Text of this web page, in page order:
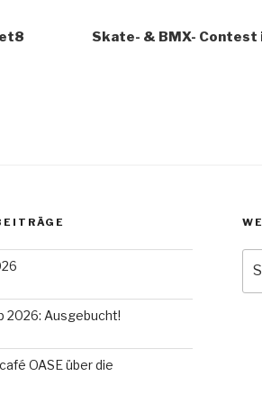
Skate- & BMX- Contest
2026: Ausgebucht!
OASE über die